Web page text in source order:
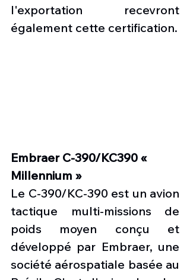
l'exportation recevront
Embraer C-390/KC390 «
Millennium »
Le C-390/KC-390 est un avion
tactique multi-missions de
poids moyen conçu et
développé par Embraer, une
société aérospatiale basée au